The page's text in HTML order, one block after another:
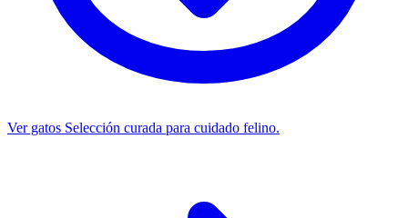
Ver gatos Selección curada para cuidado felino.